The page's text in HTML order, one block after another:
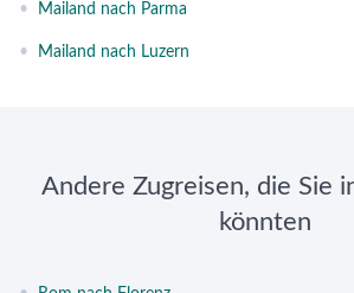
• Mailand nach Parma
• Mailand nach Luzern
Andere Zugreisen, die Sie
könnten